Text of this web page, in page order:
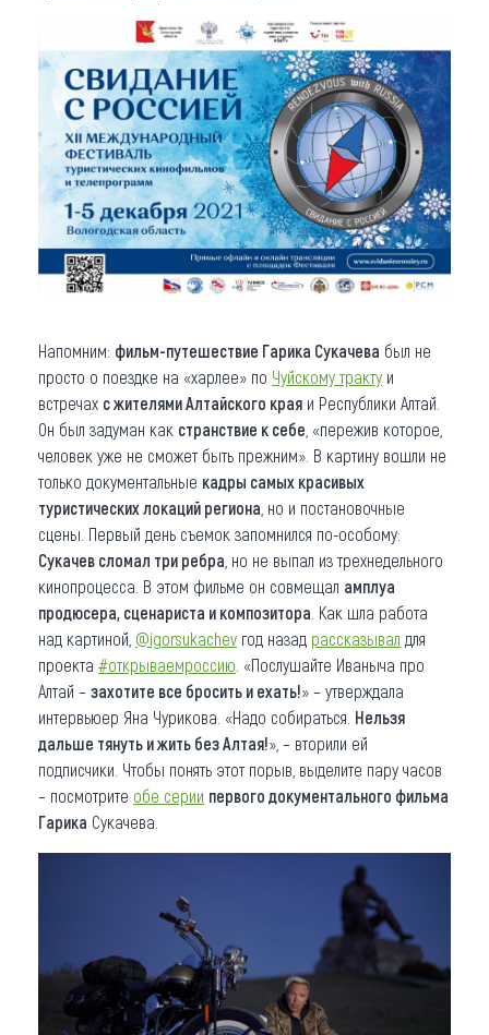
Напомним: фильм-путешествие Гарика Сукачева был не
просто о поездке на «харлее» по Чуйскому тракту и
встречах с жителями Алтайского края и Республики Алтай.
Он был задуман как странствие к себе , «пережив которое,
человек уже не сможет быть прежним». В картину вошли не
только документальные кадры самых красивых
туристических локаций региона , но и постановочные
сцены. Первый день съемок запомнился по-особому:
Сукачев сломал три ребра , но не выпал из трехнедельного
кинопроцесса. В этом фильме он совмещал амплуа
продюсера, сценариста и композитора . Как шла работа
над картиной, @igorsukachev год назад рассказывал для
проекта #открываемроссию . «Послушайте Иваныча про
Алтай – захотите все бросить и ехать!» – утверждала
интервьюер Яна Чурикова. «Надо собираться. Нельзя
дальше тянуть и жить без Алтая!», – вторили ей
подписчики. Чтобы понять этот порыв, выделите пару часов
– посмотрите обе серии первого документального фильма
Гарика Сукачева.